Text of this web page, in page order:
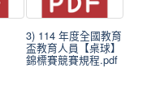
3) 114 年度全國教育
盃教育人員【桌球】
錦標賽競賽規程.pdf